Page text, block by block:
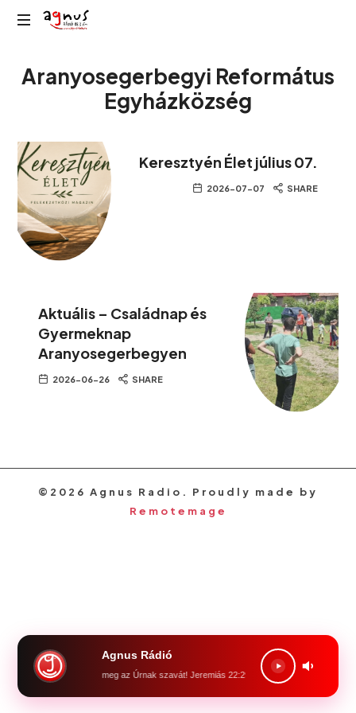
Agnus
közösségi
rádiója
Aranyosegerbegyi Református
Egyházközség
Keresztyén Élet július 07.
2026-07-07 SHARE
Aktuális – Családnap és
Gyermeknap
Aranyosegerbegyen
2026-06-26 SHARE
©2026 Agnus Radio. Proudly made by
Remotemage
Agnus Rádió
Föld, föld, föld! halld meg az Úrnak szavát! Jeremiás 22:29